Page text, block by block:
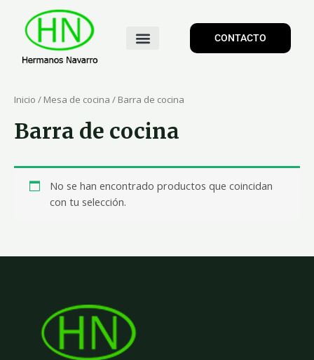
CONTACTO
Inicio / Mesa de cocina / Barra de cocina
Barra de cocina
No se han encontrado productos que coincidan
con tu selección.